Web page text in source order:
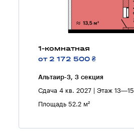
1-комнатная
от 2 172 500 ₴
Альтаир-3, 3 секция
Сдача 4 кв. 2027 | Этаж 13—15
Площадь 52.2 м²